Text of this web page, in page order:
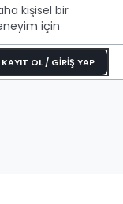
kişisel bir
için
KAYIT OL / GİRİŞ YAP